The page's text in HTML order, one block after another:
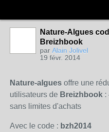
Nature-Algues
Breizhbook
par Alain Jolivel
19 févr. 2014
Nature-algues offre une
utilisateurs de Breizhbook :
sans limites d'achats
Avec le code : bzh2014